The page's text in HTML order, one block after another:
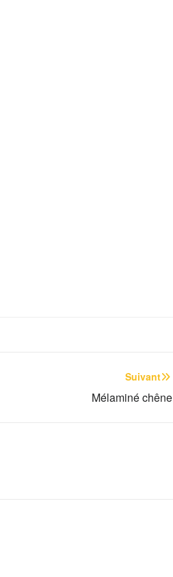
Suivant
Mélaminé chêne